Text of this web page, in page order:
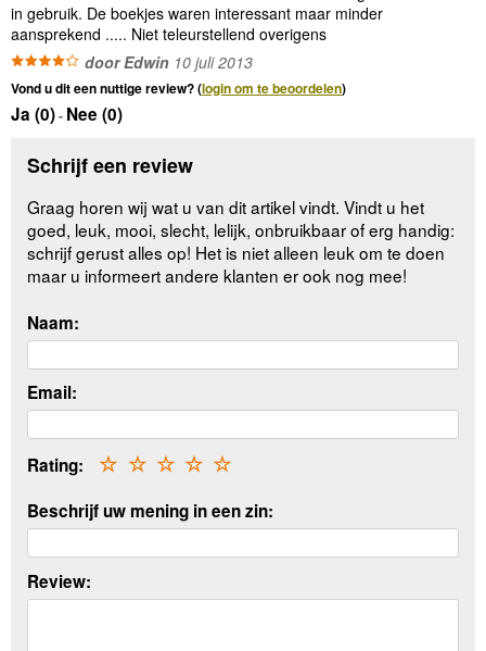
in gebruik. De boekjes waren interessant maar minder
aansprekend ..... Niet teleurstellend overigens
door Edwin 10 juli 2013
Vond u dit een nuttige review? (login om te beoordelen)
Ja (0)- Nee (0)
Schrijf een review
Graag horen wij wat u van dit artikel vindt. Vindt u het
goed, leuk, mooi, slecht, lelijk, onbruikbaar of erg handig:
schrijf gerust alles op! Het is niet alleen leuk om te doen
maar u informeert andere klanten er ook nog mee!
Naam:
Email:
Rating: ☆
☆
☆
☆
☆
Beschrijf uw mening in een zin:
Review: